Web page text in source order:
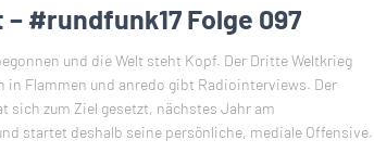
#rundfunk17 Folge 097
und die Welt steht Kopf. Der Dritte Weltkrieg
in Flammen und anredo gibt Radiointerviews. Der
sich zum Ziel gesetzt, nächstes Jahr am
startet deshalb seine persönliche, mediale Offensive.